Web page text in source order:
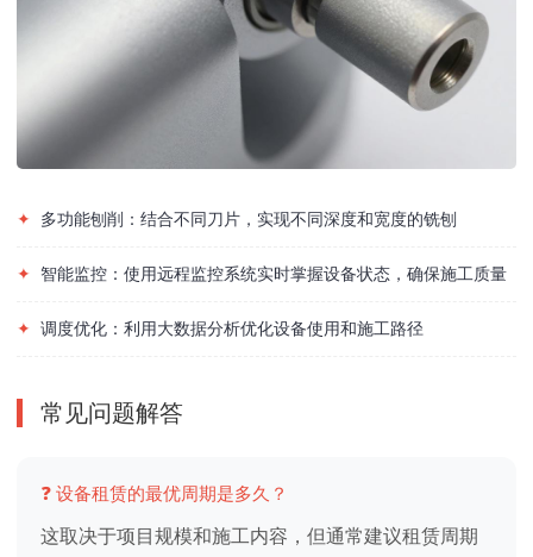
✦ 多功能刨削：结合不同刀片，实现不同深度和宽度的铣刨
✦ 智能监控：使用远程监控系统实时掌握设备状态，确保施工质量
✦ 调度优化：利用大数据分析优化设备使用和施工路径
常见问题解答
❓ 设备租赁的最优周期是多久？
这取决于项目规模和施工内容，但通常建议租赁周期